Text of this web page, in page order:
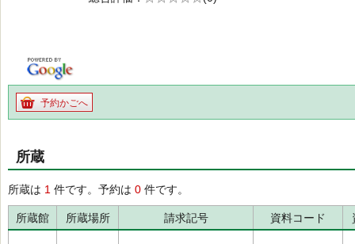
予約かごへ
所蔵
所蔵は 1 件です。予約は 0 件です。
所蔵館 所蔵場所 請求記号 資料コード